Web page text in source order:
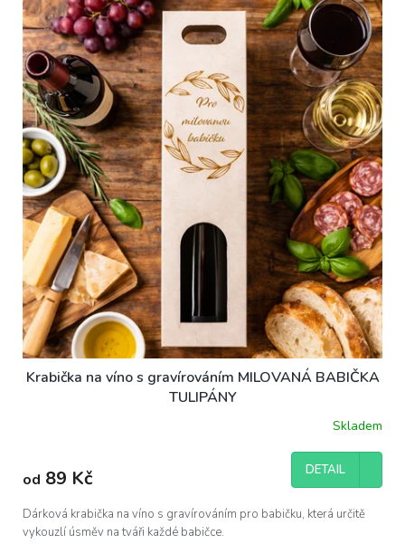
Krabička na víno s gravírováním MILOVANÁ BABIČKA
TULIPÁNY
Skladem
od 89 Kč DETAIL
Dárková krabička na víno s gravírováním pro babičku, která určitě
vykouzlí úsměv na tváři každé babičce.